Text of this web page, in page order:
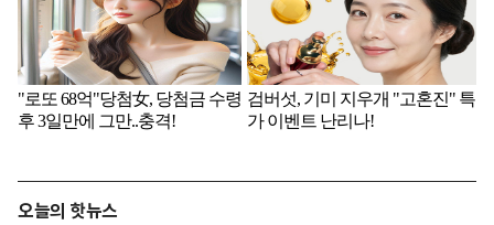
오늘의 핫뉴스